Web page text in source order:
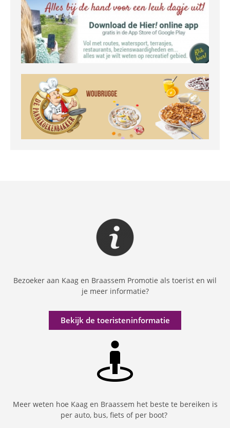
Bezoeker aan Kaag en Braassem Promotie als toerist en wil
je meer informatie?
Bekijk de toeristeninformatie
Meer weten hoe Kaag en Braassem het beste te bereiken is
per auto, bus, fiets of per boot?